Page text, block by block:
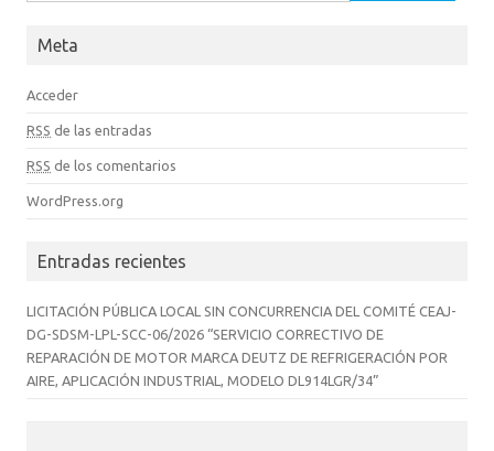
Meta
Acceder
RSS de las entradas
RSS de los comentarios
WordPress.org
Entradas recientes
LICITACIÓN PÚBLICA LOCAL SIN CONCURRENCIA DEL COMITÉ CEAJ-
DG-SDSM-LPL-SCC-06/2026 “SERVICIO CORRECTIVO DE
REPARACIÓN DE MOTOR MARCA DEUTZ DE REFRIGERACIÓN POR
AIRE, APLICACIÓN INDUSTRIAL, MODELO DL914LGR/34”